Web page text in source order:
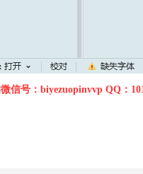
微信号：biyezuopinvvp QQ：